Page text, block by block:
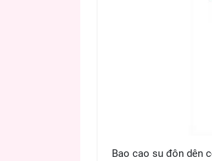
Bao cao su đôn dên